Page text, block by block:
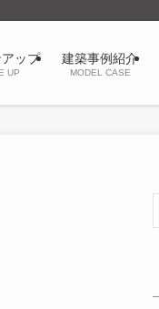
ップ
UP
建築事例紹介
MODEL CASE